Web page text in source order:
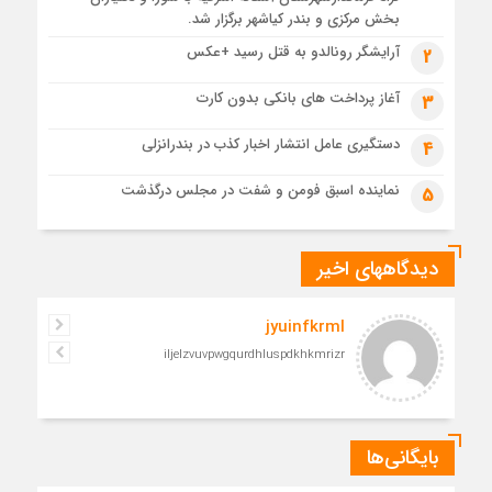
رهبرشهید
مراسم تشییع پیکر رهبر شهید در قم به پایان رسید
بخش مرکزی و بندر کیاشهر برگزار شد.
2 آرایشگر رونالدو به قتل رسید +عکس
3 آغاز پرداخت های بانکی بدون کارت
4 دستگیری عامل انتشار اخبار کذب در بندرانزلی
5 نماینده اسبق فومن و شفت در مجلس درگذشت
دیدگاههای اخیر
jyuinfkrml
iljelzvuvpwgqurdhluspdkhkmrizr
بایگانی‌ها